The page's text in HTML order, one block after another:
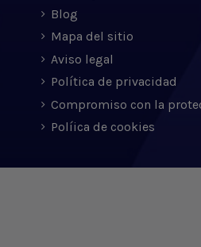
Blog
Mapa del sitio
Aviso legal
Política de privacidad
Compromiso con la
Políica de cookies